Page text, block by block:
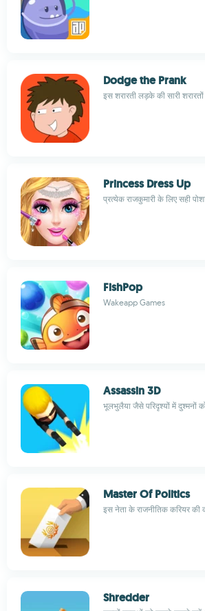
Dodge the Prank
इस शरारती लड़के की सारी
Princess Dress Up
प्रत्येक राजकुमारी के लिए सही
FishPop
Wakeapp Games
Assassin 3D
भूलभुलैया जैसे परिदृश्यों में दुश्मनों
Master Of Politics
इस नेता के राजनीतिक करियर की
Shredder